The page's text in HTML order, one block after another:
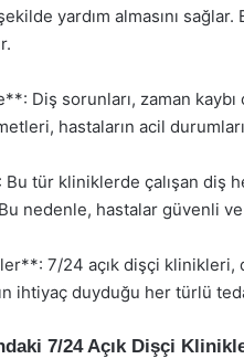
şekilde yardım almasını
Diş sorunları, zaman
hastaların acil
tür kliniklerde çalışan diş
nedenle, hastalar güvenli
7/24 açık dişçi
ihtiyaç duyduğu her türlü
7/24 Açık Dişçi